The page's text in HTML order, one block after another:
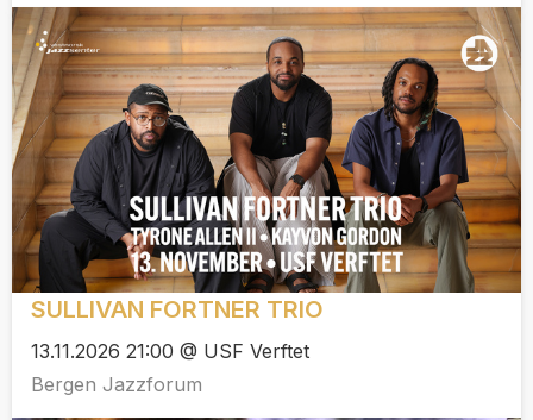
SULLIVAN FORTNER TRIO
13.11.2026 21:00 @ USF Verftet
Bergen Jazzforum